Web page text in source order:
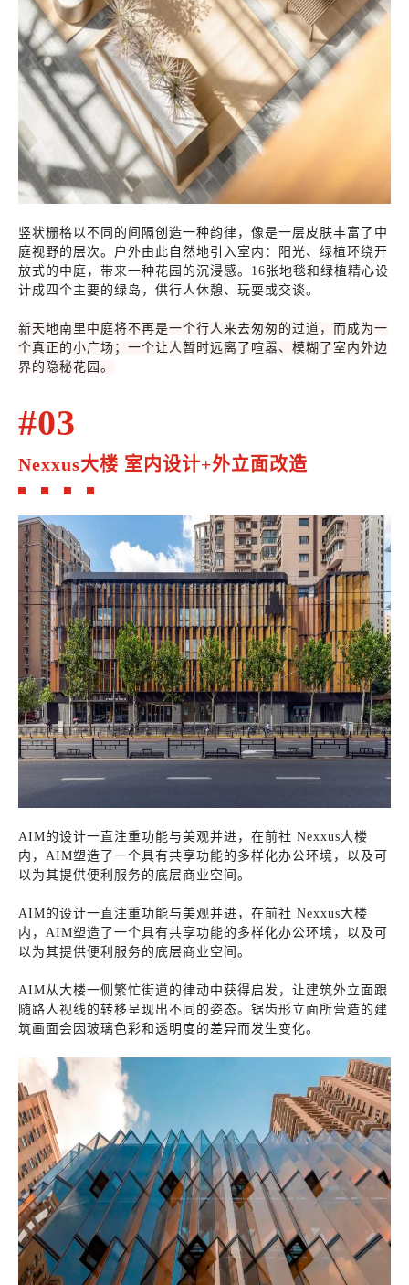
竖状栅格以不同的间隔创造一种韵律，像是一层皮肤丰富了中
庭视野的层次。户外由此自然地引入室内：阳光、绿植环绕开
放式的中庭，带来一种花园的沉浸感。16张地毯和绿植精心设
计成四个主要的绿岛，供行人休憩、玩耍或交谈。
新天地南里中庭将不再是一个行人来去匆匆的过道，而成为一
个真正的小广场；一个让人暂时远离了喧嚣、模糊了室内外边
界的隐秘花园。
#03
Nexxus大楼 室内设计+外立面改造
AIM的设计一直注重功能与美观并进，在前社 Nexxus大楼
内，AIM塑造了一个具有共享功能的多样化办公环境，以及可
以为其提供便利服务的底层商业空间。
AIM的设计一直注重功能与美观并进，在前社 Nexxus大楼
内，AIM塑造了一个具有共享功能的多样化办公环境，以及可
以为其提供便利服务的底层商业空间。
AIM从大楼一侧繁忙街道的律动中获得启发，让建筑外立面跟
随路人视线的转移呈现出不同的姿态。锯齿形立面所营造的建
筑画面会因玻璃色彩和透明度的差异而发生变化。